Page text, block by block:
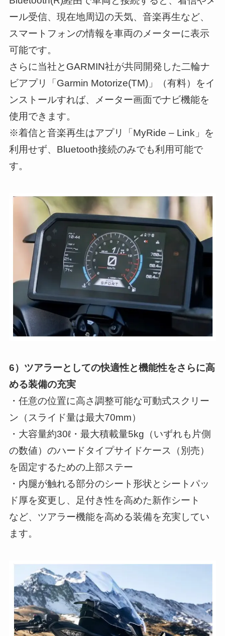
ール受信、現在地周辺の天気、音楽再生など、
スマートフォンの情報を車両のメーターに表示
可能です。
さらに当社とGARMIN社が共同開発した二輪ナ
ビアプリ「Garmin Motorize(TM)」（有料）をイ
ンストールすれば、メーター画面でナビ機能を
使用できます。
※着信と音楽再生はアプリ「MyRide – Link」を
利用せず、Bluetooth接続のみでも利用可能で
す。
6）ツアラーとしての快適性と機能性をさらに高
める装備の充実
・任意の位置に高さ調整可能な可動式スクリー
ン（スライド量は最大70mm）
・大容量約30ℓ・最大積載量5kg（いずれも片側
の数値）のハードタイプサイドケース（別売）
を固定するための上部ステー
・内腿が触れる部分のシート形状とシートパッ
ド厚を変更し、足付き性を高めた新作シート
など、ツアラー機能を高める装備を充実してい
ます。